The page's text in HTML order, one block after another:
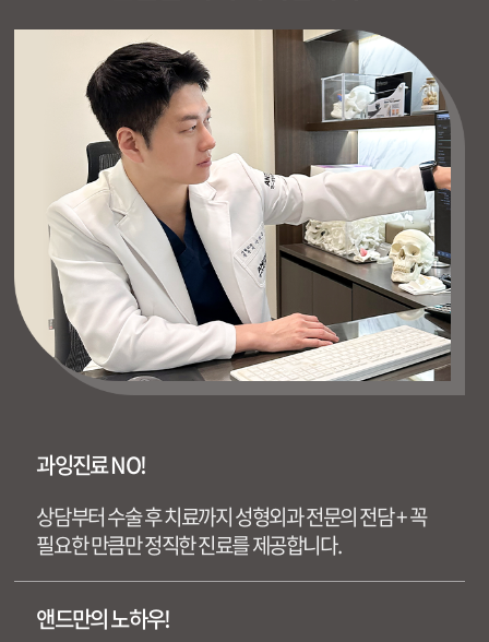
과잉진료 NO!
상담부터 수술 후 치료까지 성형외과 전문의 전담+ 꼭
필요한 만큼만 정직한 진료를 제공합니다.
앤드만의 노하우!